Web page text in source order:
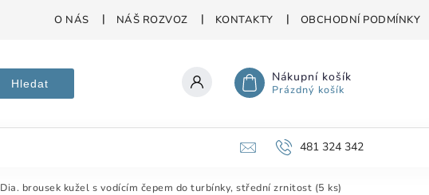
O NÁS NÁŠ ROZVOZ KONTAKTY OBCHODNÍ PODMÍNKY
Hledat Nákupní košík
Prázdný košík
481 324 342
Dia. brousek kužel s vodícím čepem do turbínky, střední zrnitost (5 ks)